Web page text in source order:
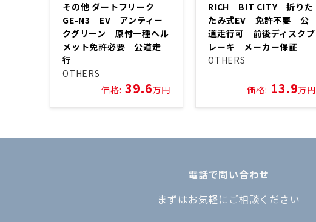
その他 ダートフリーク
GE-N3 EV アンティー
クグリーン 原付一種ヘル
メット免許必要 公道走
行
OTHERS
価格: 39.6万円
RICH BIT CITY 折りた
たみ式EV 免許不要 公
道走行可 前後ディスクブ
レーキ メーカー保証
OTHERS
価格: 13.9万円
電話で問い合わせ
まずはお気軽にご相談ください